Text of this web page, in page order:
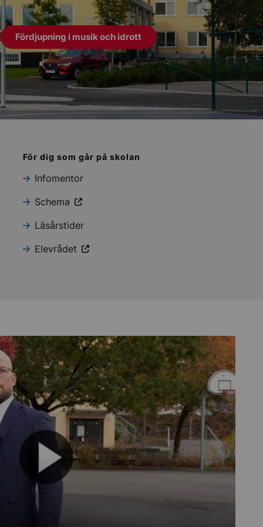
Fördjupning i musik och idrott
För dig som går på skolan
Infomentor
Schema
Läsårstider
Elevrådet